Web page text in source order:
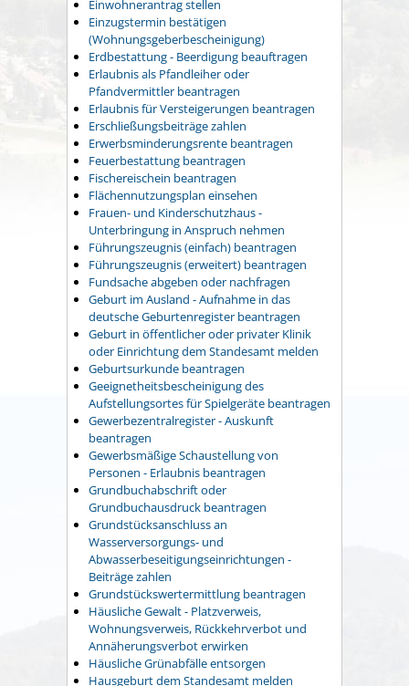
Einwohnerantrag stellen
Einzugstermin bestätigen
(Wohnungsgeberbescheinigung)
Erdbestattung - Beerdigung beauftragen
Erlaubnis als Pfandleiher oder
Pfandvermittler beantragen
Erlaubnis für Versteigerungen beantragen
Erschließungsbeiträge zahlen
Erwerbsminderungsrente beantragen
Feuerbestattung beantragen
Fischereischein beantragen
Flächennutzungsplan einsehen
Frauen- und Kinderschutzhaus -
Unterbringung in Anspruch nehmen
Führungszeugnis (einfach) beantragen
Führungszeugnis (erweitert) beantragen
Fundsache abgeben oder nachfragen
Geburt im Ausland - Aufnahme in das
deutsche Geburtenregister beantragen
Geburt in öffentlicher oder privater Klinik
oder Einrichtung dem Standesamt melden
Geburtsurkunde beantragen
Geeignetheitsbescheinigung des
Aufstellungsortes für Spielgeräte beantragen
Gewerbezentralregister - Auskunft
beantragen
Gewerbsmäßige Schaustellung von
Personen - Erlaubnis beantragen
Grundbuchabschrift oder
Grundbuchausdruck beantragen
Grundstücksanschluss an
Wasserversorgungs- und
Abwasserbeseitigungseinrichtungen -
Beiträge zahlen
Grundstückswertermittlung beantragen
Häusliche Gewalt - Platzverweis,
Wohnungsverweis, Rückkehrverbot und
Annäherungsverbot erwirken
Häusliche Grünabfälle entsorgen
Hausgeburt dem Standesamt melden